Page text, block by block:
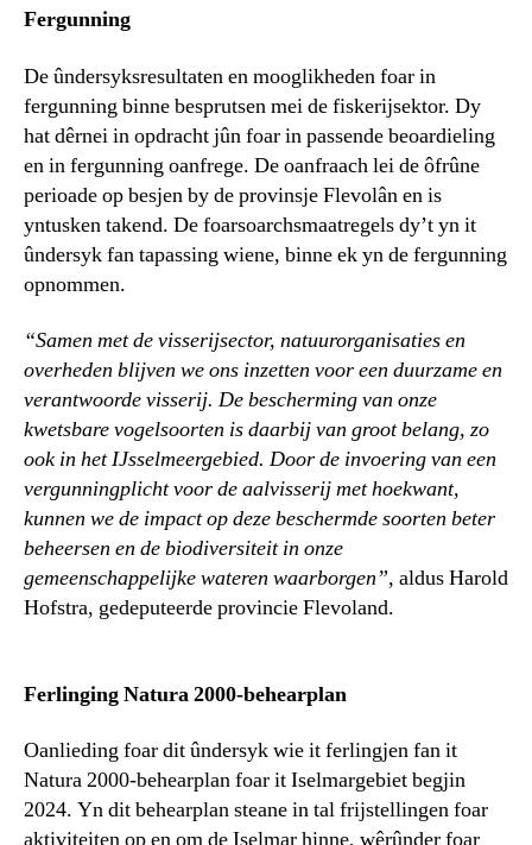
Fergunning
De ûndersyksresultaten en mooglikheden foar in
fergunning binne besprutsen mei de fiskerijsektor. Dy
hat dêrnei in opdracht jûn foar in passende beoardieling
en in fergunning oanfrege. De oanfraach lei de ôfrûne
perioade op besjen by de provinsje Flevolân en is
yntusken takend. De foarsoarchsmaatregels dy’t yn it
ûndersyk fan tapassing wiene, binne ek yn de fergunning
opnommen.
“Samen met de visserijsector, natuurorganisaties en
overheden blijven we ons inzetten voor een duurzame en
verantwoorde visserij. De bescherming van onze
kwetsbare vogelsoorten is daarbij van groot belang, zo
ook in het IJsselmeergebied. Door de invoering van een
vergunningplicht voor de aalvisserij met hoekwant,
kunnen we de impact op deze beschermde soorten beter
beheersen en de biodiversiteit in onze
gemeenschappelijke wateren waarborgen”, aldus Harold
Hofstra, gedeputeerde provincie Flevoland.
Ferlinging Natura 2000-behearplan
Oanlieding foar dit ûndersyk wie it ferlingjen fan it
Natura 2000-behearplan foar it Iselmargebiet begjin
2024. Yn dit behearplan steane in tal frijstellingen foar